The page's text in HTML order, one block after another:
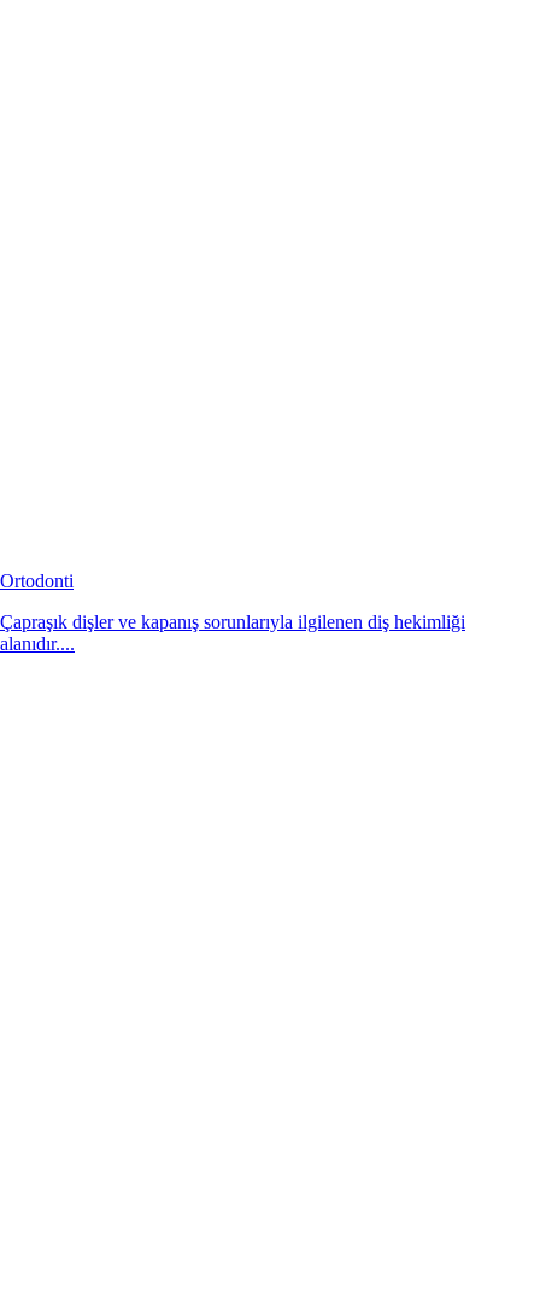
Ortodonti
Çapraşık dişler ve kapanış sorunlarıyla ilgilenen diş hekimliği
alanıdır....